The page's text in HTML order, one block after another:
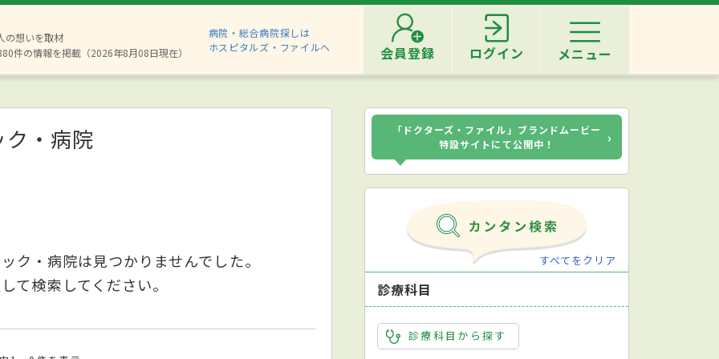
の想いを取材
件の情報を掲載（2026年8月08日現在）
病院・総合病院探しは
ホスピタルズ・ファイルへ
会員登録 ログイン メニュー
・病院
ク・病院は見つかりませんでした。
て検索してください。
「ドクターズ・ファイル」ブランドムービー
特設サイトにて公開中！
›
すべてをクリア
診療科目
診療科目から探す